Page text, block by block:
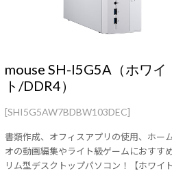
mouse SH-I5G5A（ホワイ
ト/DDR4）
[SHI5G5AW7BDBW103DEC]
書類作成、オフィスアプリの使用、ホー
オの動画編集やライト級ゲームにおすす
リム型デスクトップパソコン！【ホワイ